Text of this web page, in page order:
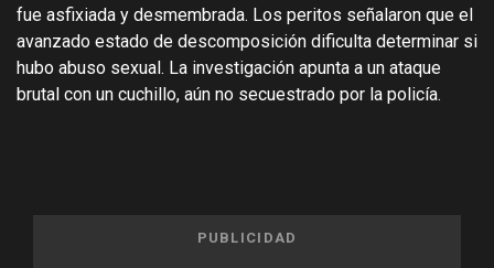
fue asfixiada y desmembrada. Los peritos señalaron que el
avanzado estado de descomposición dificulta determinar si
hubo abuso sexual. La investigación apunta a un ataque
brutal con un cuchillo, aún no secuestrado por la policía.
PUBLICIDAD